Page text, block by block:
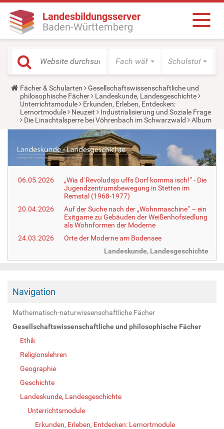
Landesbildungsserver
Baden-Württemberg
Fach wählen Schulstufe
Y
o
u
a
r
e
r
e
:
Fächer & Schularten
Gesellschaftswissenschaftliche und
philosophische Fächer
Landeskunde, Landesgeschichte
Unterrichtsmodule
Erkunden, Erleben, Entdecken:
Lernortmodule
Neuzeit
Industrialisierung und Soziale Frage
Die Linachtalsperre bei Vöhrenbach im Schwarzwald
Album
06.05.2026
„Wia d´Revoludsjo uffs Dorf komma isch!“ - Die
Jugendzentrumsbewegung in Stetten im
Remstal (1968-1977)
20.04.2026
Auf der Suche nach der „Wohnmaschine“ – ein
Exitgame zu Gebäuden der Weißenhofsiedlung
als Wohnformen der Moderne
24.03.2026
Orte der Moderne am Bodensee
Landeskunde, Landesgeschichte
Navigation
Mathematisch-naturwissenschaftliche Fächer
Gesellschaftswissenschaftliche und philosophische Fächer
Ethik
Religionslehren
Geographie
Geschichte
Landeskunde, Landesgeschichte
Unterrichtsmodule
Erkunden, Erleben, Entdecken: Lernortmodule